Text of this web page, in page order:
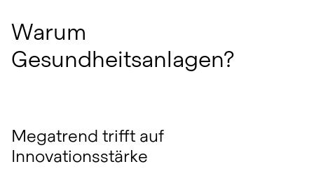
Warum
Gesundheitsanlagen?
Megatrend trifft auf
Innovationsstärke